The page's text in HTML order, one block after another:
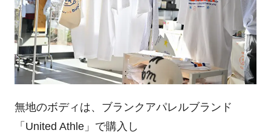
無地のボディは、ブランクアパレルブランド
「United Athle」で購入し